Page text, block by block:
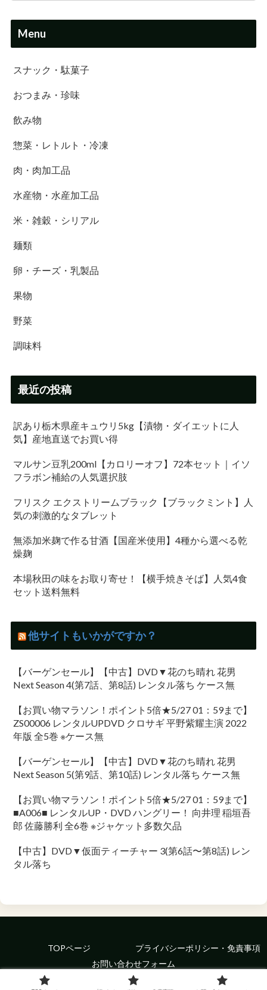
Menu
スナック・駄菓子
おつまみ・珍味
飲み物
惣菜・レトルト・冷凍
肉・肉加工品
水産物・水産加工品
米・雑穀・シリアル
麺類
卵・チーズ・乳製品
果物
野菜
調味料
最近の投稿
訳あり栃木県産キュウリ5kg【漬物・ダイエットに人
気】産地直送でお買い得
マルサン豆乳200ml【カロリーオフ】72本セット｜イソ
フラボン補給の人気選択肢
フリスク エクストリームブラック【ブラックミント】人
気の刺激的なタブレット
無添加米麹で作る甘酒【国産米使用】4種から選べる乾
燥麹
本場秋田の味をお取り寄せ！【横手焼きそば】人気4食
セット送料無料
他サイトもいかがですか？
【バーゲンセール】【中古】DVD▼花のち晴れ 花男
Next Season 4(第7話、第8話) レンタル落ち ケース無
【お買い物マラソン！ポイント5倍★5/27 01：59まで】
ZS00006 レンタルUPDVD クロサギ 平野紫耀主演 2022
年版 全5巻 ※ケース無
【バーゲンセール】【中古】DVD▼花のち晴れ 花男
Next Season 5(第9話、第10話) レンタル落ち ケース無
【お買い物マラソン！ポイント5倍★5/27 01：59まで】
■A006■ レンタルUP・DVD ハングリー！ 向井理 稲垣吾
郎 佐藤勝利 全6巻 ※ジャケット多数欠品
【中古】DVD▼仮面ティーチャー 3(第6話〜第8話) レン
タル落ち
TOPページ
プライバシーポリシー・免責事項
お問い合わせフォーム
© 2022 Enrich Your Food.